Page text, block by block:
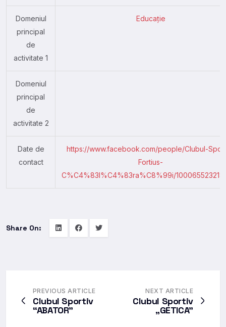
Domeniul
principal
de
activitate 1
Educație
Domeniul
principal
de
activitate 2
Date de
contact
https://www.facebook.com/people/Clubul-
Fortius-
C%C4%83l%C4%83ra%C8%99i/
Share On:
PREVIOUS ARTICLE
Clubul Sportiv
“ABATOR”
NEXT ARTICLE
Clubul Sportiv
„GETICA”